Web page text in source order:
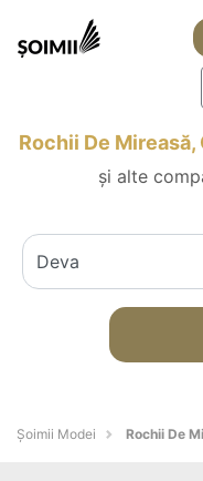
Rochii De
și alte
Șoimii Modei Rochii De